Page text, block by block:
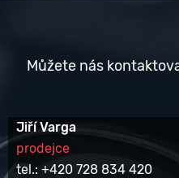
Můžete nás
Jiří Varga
prodejce
tel.: +420 728 834 420